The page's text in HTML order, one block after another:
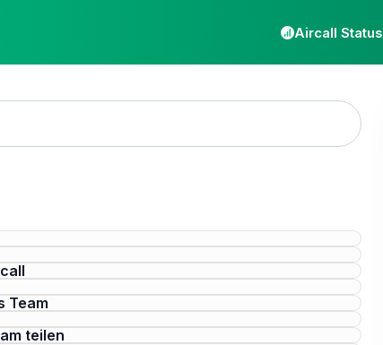
Aircall Status
Team
teilen